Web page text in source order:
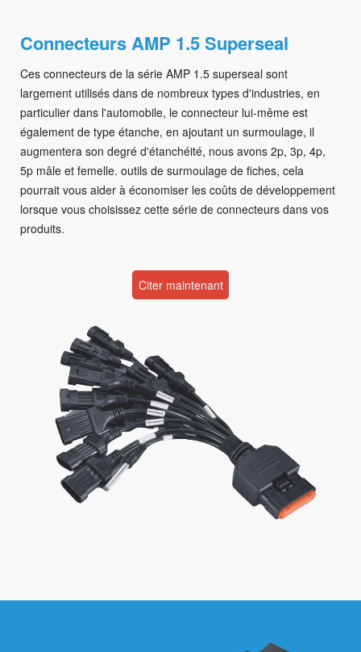
Connecteurs AMP 1.5 Superseal
Ces connecteurs de la série AMP 1.5 superseal sont
largement utilisés dans de nombreux types d'industries, en
particulier dans l'automobile, le connecteur lui-même est
également de type étanche, en ajoutant un surmoulage, il
augmentera son degré d'étanchéité, nous avons 2p, 3p, 4p,
5p mâle et femelle. outils de surmoulage de fiches, cela
pourrait vous aider à économiser les coûts de développement
lorsque vous choisissez cette série de connecteurs dans vos
produits.
Citer maintenant